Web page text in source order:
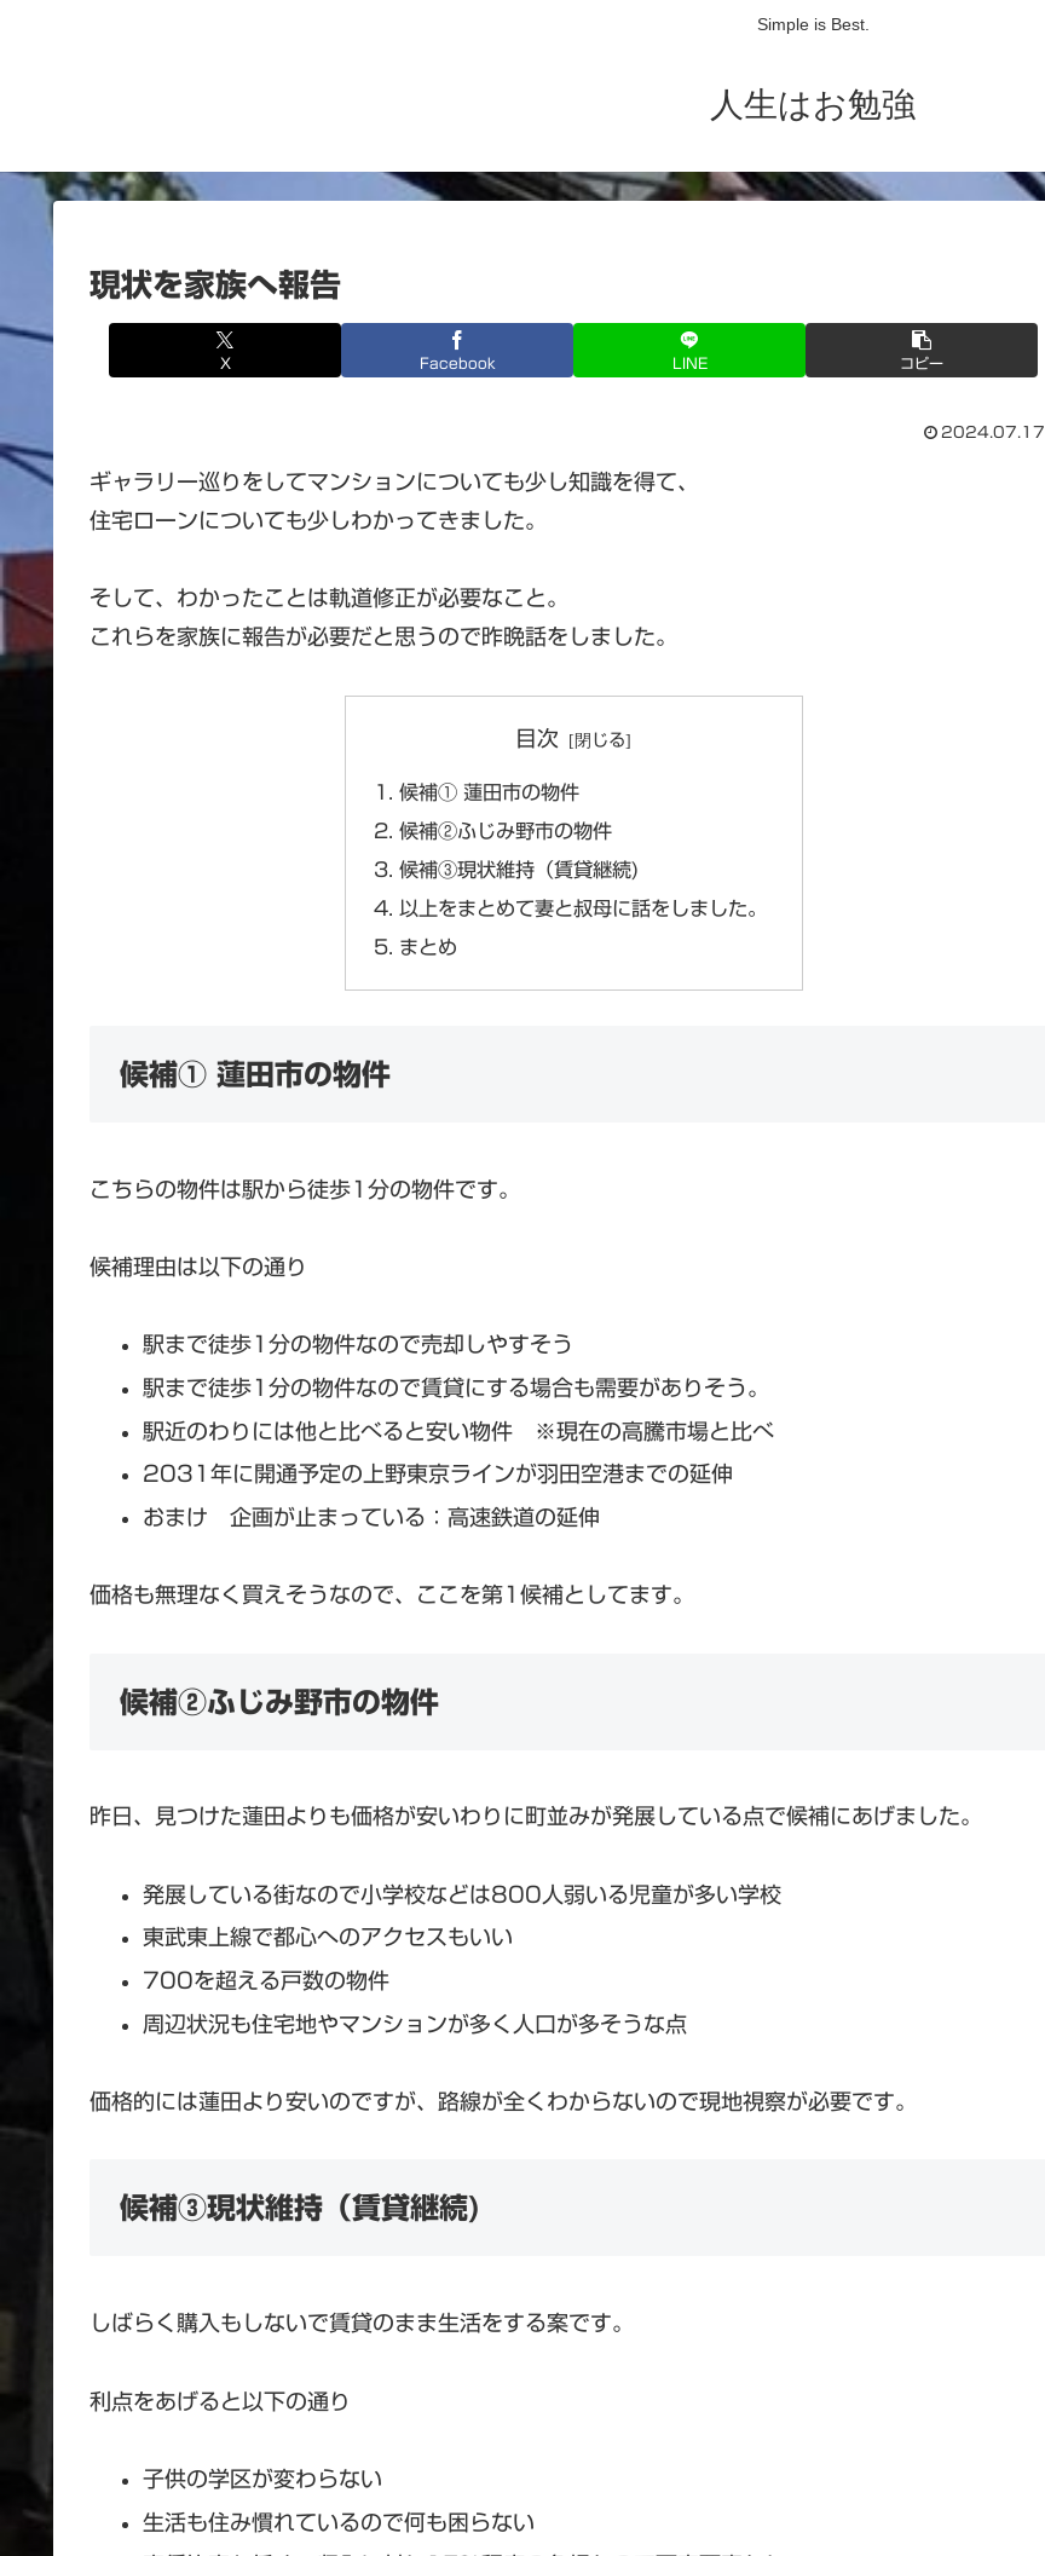
Simple is Best.
人生はお勉強
現状を家族へ報告
X Facebook LINE コピー
2024.07.17
ギャラリー巡りをしてマンションについても少し知識を得て、
住宅ローンについても少しわかってきました。
そして、わかったことは軌道修正が必要なこと。
これらを家族に報告が必要だと思うので昨晩話をしました。
目次
候補① 蓮田市の物件
候補②ふじみ野市の物件
候補③現状維持（賃貸継続)
以上をまとめて妻と叔母に話をしました。
まとめ
候補① 蓮田市の物件
こちらの物件は駅から徒歩1分の物件です。
候補理由は以下の通り
駅まで徒歩1分の物件なので売却しやすそう
駅まで徒歩1分の物件なので賃貸にする場合も需要がありそう。
駅近のわりには他と比べると安い物件 ※現在の高騰市場と比べ
2031年に開通予定の上野東京ラインが羽田空港までの延伸
おまけ 企画が止まっている：高速鉄道の延伸
価格も無理なく買えそうなので、ここを第1候補としてます。
候補②ふじみ野市の物件
昨日、見つけた蓮田よりも価格が安いわりに町並みが発展している点で候補にあげました。
発展している街なので小学校などは800人弱いる児童が多い学校
東武東上線で都心へのアクセスもいい
700を超える戸数の物件
周辺状況も住宅地やマンションが多く人口が多そうな点
価格的には蓮田より安いのですが、路線が全くわからないので現地視察が必要です。
候補③現状維持（賃貸継続)
しばらく購入もしないで賃貸のまま生活をする案です。
利点をあげると以下の通り
子供の学区が変わらない
生活も住み慣れているので何も困らない